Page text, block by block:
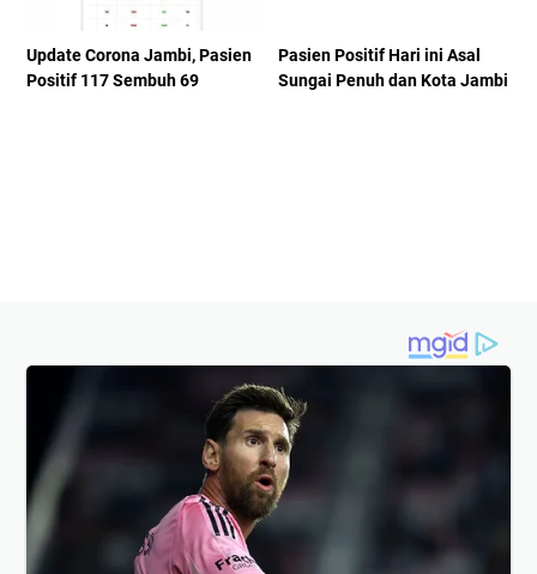
Update Corona Jambi, Pasien
Positif 117 Sembuh 69
Pasien Positif Hari ini Asal
Sungai Penuh dan Kota Jambi